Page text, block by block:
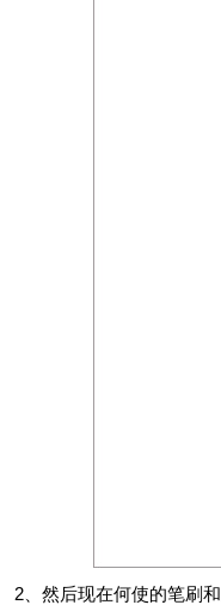
2、然后现在何使的笔刷